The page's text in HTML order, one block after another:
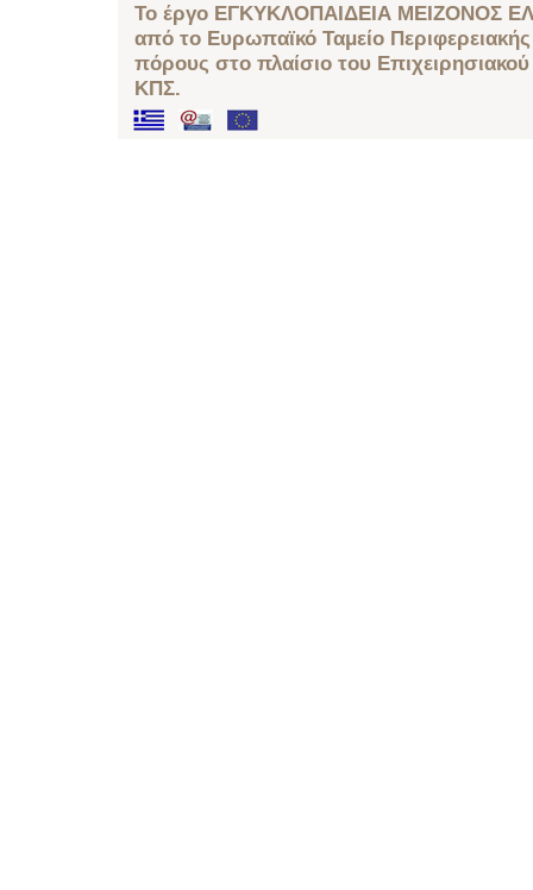
Το έργο ΕΓΚΥΚΛΟΠΑΙΔΕΙΑ ΜΕΙΖΟΝΟΣ
από το Ευρωπαϊκό Ταμείο
πόρους στο πλαίσιο του
ΚΠΣ.